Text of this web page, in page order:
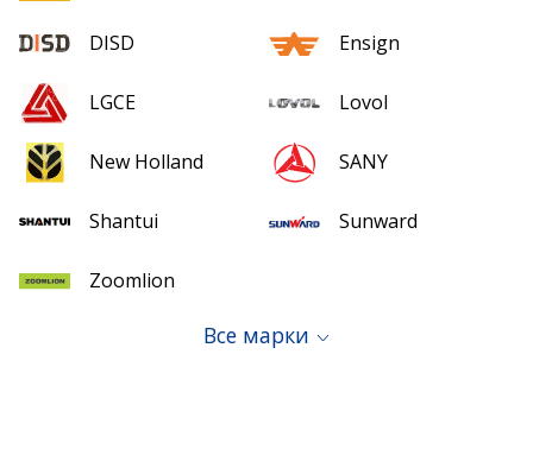
DISD Ensign
LGCE Lovol
New Holland SANY
Shantui Sunward
Zoomlion
Все марки